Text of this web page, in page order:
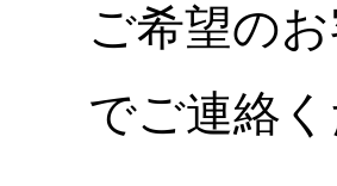
ご希望の
でご連絡